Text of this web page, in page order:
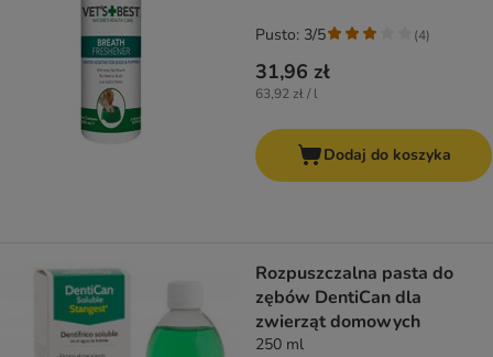
31,96 zł
63,92 zł / l
Pusto: 3/5 (4)
Dodaj do koszyka
Rozpuszczalna pasta do
zębów DentiCan dla
zwierząt domowych
250 ml